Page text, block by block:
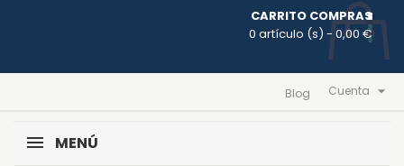
CARRITO COMPRAS
0 artículo (s) - 0,00 €
Cuenta 
Blog
MENÚ